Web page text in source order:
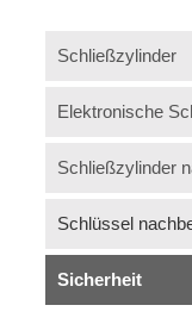
Schließzylinder
Elektronische
Schließzylinder
Schlüssel
Sicherheit